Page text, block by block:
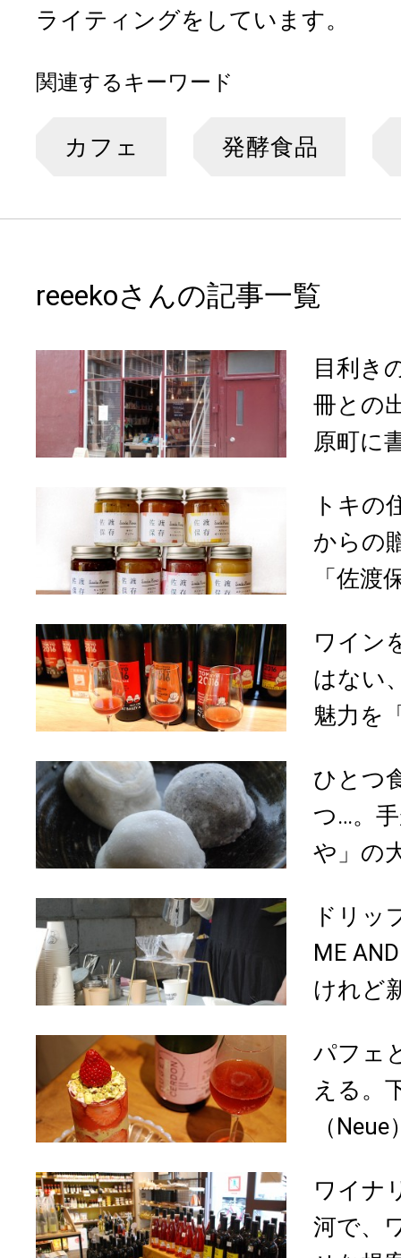
ライティングをしています。
関連するキーワード
カフェ 発酵食品
reeekoさんの記事一覧
目利き
冊との
原町に
トキの
からの
「佐渡
ワイン
はない
魅力を
ひとつ
つ…。
や」の
ドリッ
ME
けれど
パフェ
える。
（
ワイナ
河で、